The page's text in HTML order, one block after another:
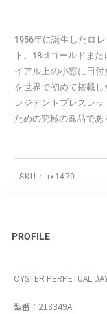
1956年に誕生したロ
ト。18ctゴールドま
イアル上の小窓に日
を世界で初めて搭載
レジデントブレスレ
ための究極の逸品であ
SKU： rx1470
PROFILE
OYSTER PERPETUAL
型番：218349A